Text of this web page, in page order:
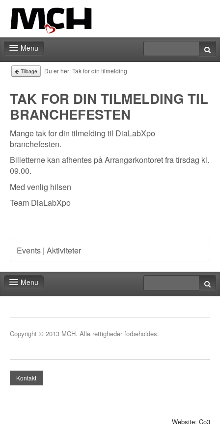
Menu
Forside
Deadlines
Messedeltagelse
Personale
Events | Aktiviteter
Tilbage Du er her:Tak for din tilmelding
TAK FOR DIN TILMELDING TIL
BRANCHEFESTEN
Mange tak for din tilmelding til DiaLabXpo
branchefesten.
Billetterne kan afhentes på Arrangørkontoret fra tirsdag kl.
09.00.
Med venlig hilsen
Team DiaLabXpo
Events | Aktiviteter
Menu
Markedsføring
Copyright © 2013 MCH. Alle rettigheder forbeholdes.
Kontakt
Website: Co3